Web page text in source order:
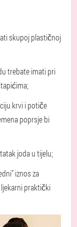
skupoj plastičnoj
trebate imati pri
krvi i potiče
poprsje bi
joda u tijelu;
iznos za
praktički